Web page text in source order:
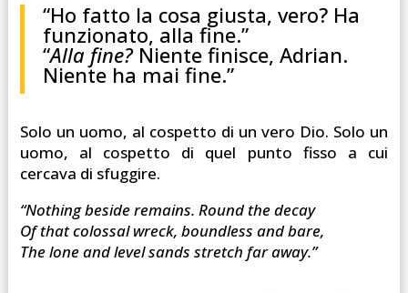
“Ho fatto la cosa giusta, vero? Ha
funzionato, alla fine.”
“Alla fine?Niente finisce, Adrian.
Niente ha mai fine.”
Solo un uomo, al cospetto di un vero Dio. Solo un
uomo, al cospetto di quel punto fisso a cui
cercava di sfuggire.
“Nothing beside remains. Round the decay
Of that colossal wreck, boundless and bare,
The lone and level sands stretch far away.”